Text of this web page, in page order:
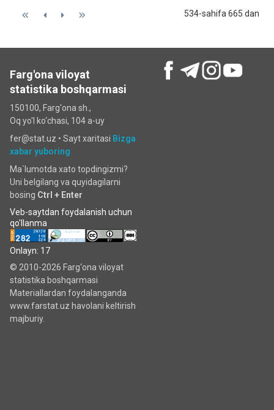
534-sahifa 665 dan
Farg'ona viloyat
statistika boshqarmasi
150100, Farg'ona sh.,
Oq yo'l ko‘chаsi, 104 a-uy
fer@stat.uz • Sayt xaritasi Bizga
xabar yuboring
Ma`lumotda xato topdingizmi?
Uni belgilang va quyidagilarni
bosing Ctrl + Enter
Veb-saytdan foydalanish uchun
qo'llanma
Onlayn: 17
© 2010-2026 Farg‘ona viloyat
statistika boshqarmasi
Materiallardan foydalanganda
www.farstat.uz havolani keltirish
majburiy.